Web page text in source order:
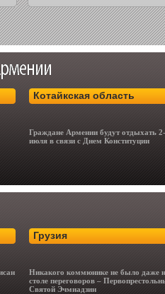
Котайкская область
Граждане Армении будут отдыхать
июля в связи с Днем Конституции
Грузия
Никакого коммюнике не было даже
столе переговоров –
Святой Эчмиадзин